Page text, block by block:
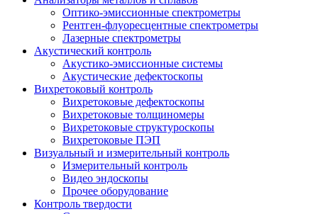
Оптико-эмиссионные спектрометры
Рентген-флуоресцентные спектрометры
Лазерные спектрометры
Акустический контроль
Акустико-эмиссионные системы
Акустические дефектоскопы
Вихретоковый контроль
Вихретоковые дефектоскопы
Вихретоковые толщиномеры
Вихретоковые структуроскопы
Вихретоковые ПЭП
Визуальный и измерительный контроль
Измерительный контроль
Видео эндоскопы
Прочее оборудование
Контроль твердости